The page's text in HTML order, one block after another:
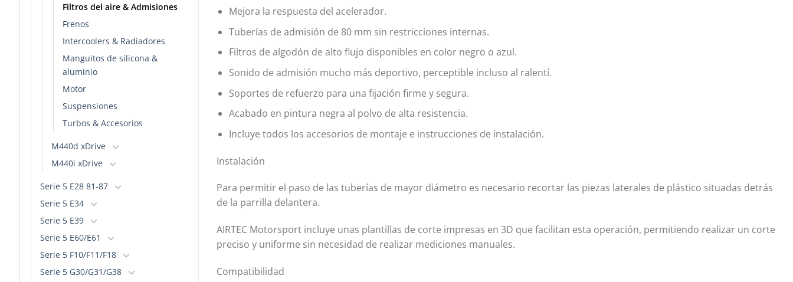
Filtros del aire & Admisiones
Frenos
Intercoolers & Radiadores
Manguitos de silicona &
aluminio
Motor
Suspensiones
Turbos & Accesorios
M440d xDrive
M440i xDrive
Serie 5 E28 81-87
Serie 5 E34
Serie 5 E39
Serie 5 E60/E61
Serie 5 F10/F11/F18
Serie 5 G30/G31/G38
Mejora la respuesta del acelerador.
Tuberías de admisión de 80 mm sin restricciones internas.
Filtros de algodón de alto flujo disponibles en color negro o azul.
Sonido de admisión mucho más deportivo, perceptible incluso al ralentí.
Soportes de refuerzo para una fijación firme y segura.
Acabado en pintura negra al polvo de alta resistencia.
Incluye todos los accesorios de montaje e instrucciones de instalación.
Instalación
Para permitir el paso de las tuberías de mayor diámetro es necesario recortar las piezas laterales de plástico situadas detrás
de la parrilla delantera.
AIRTEC Motorsport incluye unas plantillas de corte impresas en 3D que facilitan esta operación, permitiendo realizar un corte
preciso y uniforme sin necesidad de realizar mediciones manuales.
Compatibilidad